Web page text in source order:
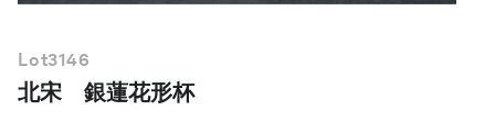
Lot3146
北宋 銀蓮花形杯